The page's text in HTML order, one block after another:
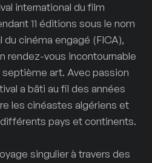
international du film
11 éditions sous le nom
cinéma engagé (FICA),
rendez-vous incontournable
art. Avec passion
a bâti au fil des années
les cinéastes algériens et
pays et continents.
singulier à travers des